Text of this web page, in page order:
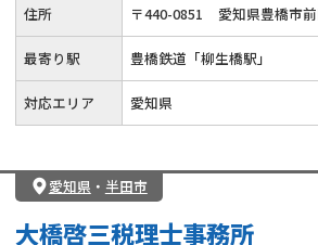
相続トラブル
住所 〒440-0851 愛知県豊橋市
最寄り駅 豊橋鉄道「柳生橋駅」
対応エリア 愛知県
愛知県 ・ 半田市
大橋啓三税理士事務所